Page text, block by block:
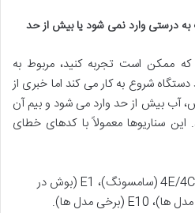
به درستی وارد نمی شود یا بیش از حد
ممکن است تجربه کنید، مربوط به
شروع به کار می کند اما خبری از
آب بیش از حد وارد می شود و بیم آن
این سناریوها معمولاً با کدهای خطای
IE (ال جی)، 4E/4C (سامسونگ)، E1 (بوش در